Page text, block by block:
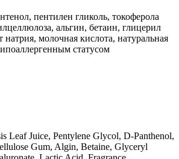
пентилен гликоль, токоферола
альгин, бетаин, глицерил
натрия, молочная кислота, натуральная
статусом
Leaf Juice, Pentylene Glycol, D-Panthenol,
Gum, Algin, Betaine, Glyceryl